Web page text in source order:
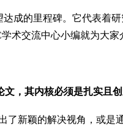
成的里程碑。它代表着
学术交流中心小编就为大家
，其内核必须是扎实且创
新颖的解决视角，或